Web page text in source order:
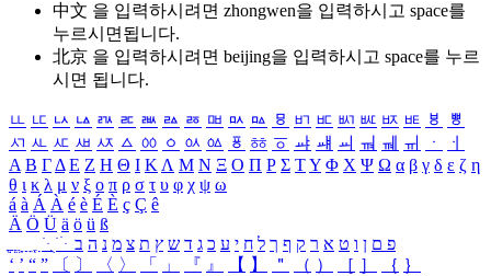
中文 을 입력하시려면 zhongwen을 입력하시고 space를
누르시면됩니다.
北京 을 입력하시려면 beijing을 입력하시고 space를 누르
시면 됩니다.
ㅥ ㅦ ㅧ ㅨ ㅩ ㅪ ㅫ ㅬ ㅭ ㅮ ㅯ ㅰ ㅱ ㅲ ㅳ ㅴ ㅵ ㅶ ㅷ ㅸ
ㅹ
ㅺ ㅻ ㅼ ㅽ ㅾ ㅿ ㆀ ㆁ ㆂ ㆃ ㆄ ㆅ ㆆ ㆇ ㆈ ㆉ ㆊ ㆋ ㆌ ㆍ
ㆎ
Α Β ΓΔ Ε Ζ Η Θ Ι ΚΛ Μ Ν Ξ Ο Π Ρ Σ ΤΥ Φ Χ Ψ Ω α β γ δ ε ζ η
θ ι κ λ μ ν ξ ο π ρ σ τ υ φ χ ψ ω
á à Á À é è É È ç Ç ê
Ä Ö Ü ä ö ü ß
ִֶֹ ֻּ ׁׂ פ ם ן ו ט א ר ק ף ך ל ח י ע כ ג ד ש ץ ת צ מ נ ה ב
‘ ’ “ ” 〔 〕 〈 〉 「 」 『 』 【 】 ＂ （ ） ［ ］ ｛ ｝